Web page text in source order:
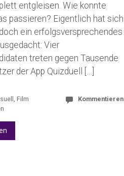
entgleisen. Wie konnte
passieren? Eigentlich hat sich
ein erfolgsversprechendes
Vier
treten gegen Tausende
der App Quizduell […]
, Film
Kommentieren